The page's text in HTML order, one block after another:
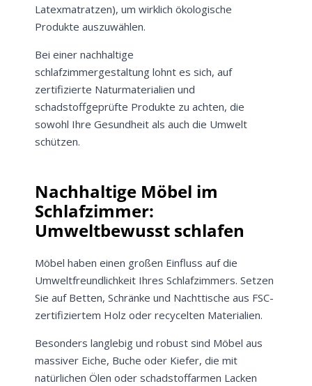
Latexmatratzen), um wirklich ökologische
Produkte auszuwählen.
Bei einer nachhaltige
schlafzimmergestaltung lohnt es sich, auf
zertifizierte Naturmaterialien und
schadstoffgeprüfte Produkte zu achten, die
sowohl Ihre Gesundheit als auch die Umwelt
schützen.
Nachhaltige Möbel im
Schlafzimmer:
Umweltbewusst schlafen
Möbel haben einen großen Einfluss auf die
Umweltfreundlichkeit Ihres Schlafzimmers. Setzen
Sie auf Betten, Schränke und Nachttische aus FSC-
zertifiziertem Holz oder recycelten Materialien.
Besonders langlebig und robust sind Möbel aus
massiver Eiche, Buche oder Kiefer, die mit
natürlichen Ölen oder schadstoffarmen Lacken